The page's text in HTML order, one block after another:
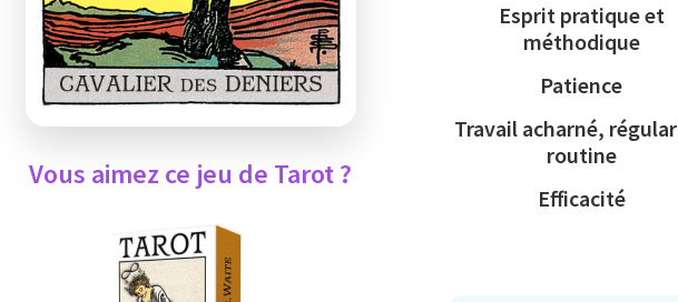
Vous aimez ce jeu de Tarot ?
Esprit pratique et
méthodique
Patience
Travail acharné,
routine
Efficacité